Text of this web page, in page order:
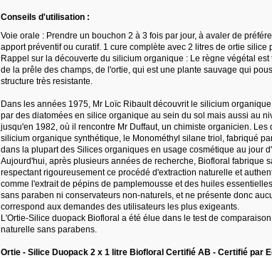
Conseils d'utilisation :
Voie orale : Prendre un bouchon 2 à 3 fois par jour, à avaler de
apport préventif ou curatif. 1 cure complète avec 2 litres de ortie silice
Rappel sur la découverte du silicium organique : Le règne végétal
de la prêle des champs, de l'ortie, qui est une plante sauvage qui
structure très resistante.
Dans les années 1975, Mr Loïc Ribault découvrit le silicium
par des diatomées en silice organique au sein du sol mais aussi au
jusqu'en 1982, où il rencontre Mr Duffaut, un chimiste organicien.
silicium organique synthétique, le Monométhyl silane triol, fabriqué
dans la plupart des Silices organiques en usage cosmétique au jour
Aujourd'hui, après plusieurs années de recherche, Biofloral fabrique
respectant rigoureusement ce procédé d'extraction naturelle et
comme l'extrait de pépins de pamplemousse et des huiles
sans paraben ni conservateurs non-naturels, et ne présente donc
correspond aux demandes des utilisateurs les plus exigeants.
L'Ortie-Silice duopack Biofloral a été élue dans le test de
naturelle sans parabens.
Ortie - Silice Duopack 2 x 1 litre Biofloral Certifié AB - Certifié par